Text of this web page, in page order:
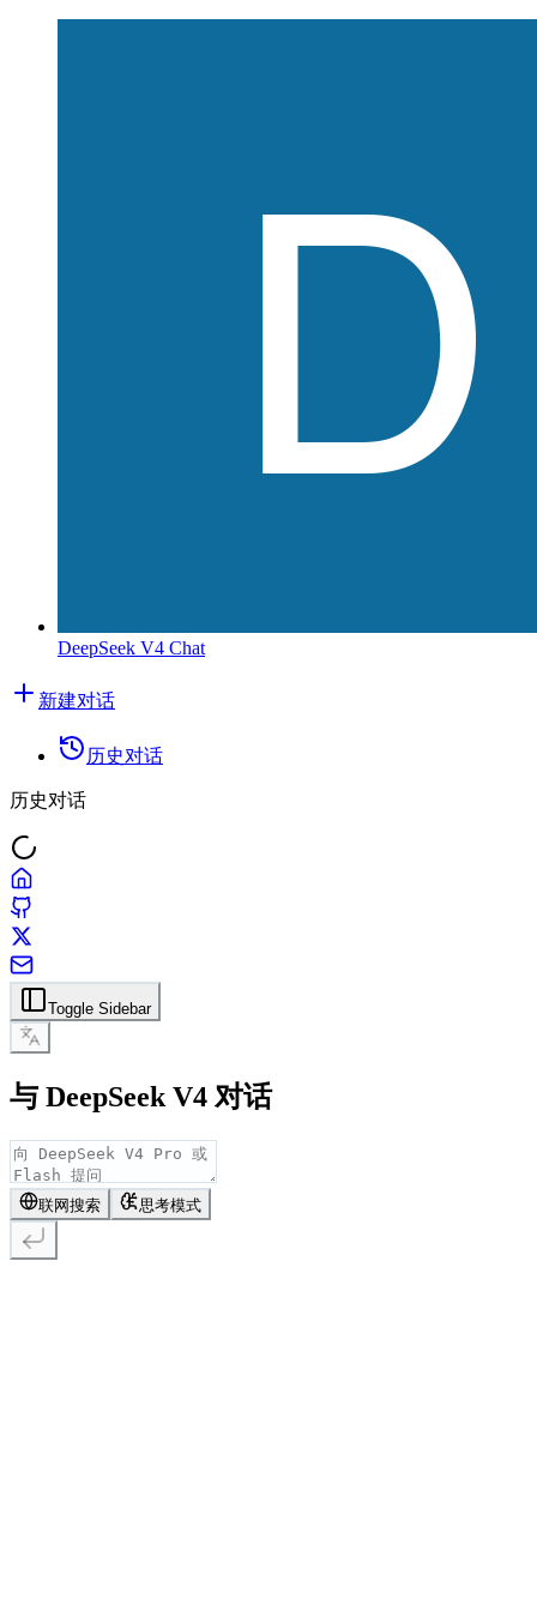
DeepSeek V4 Chat
新建对话
历史对话
历史对话
Toggle Sidebar
与 DeepSeek V4 对话
联网搜索 思考模式